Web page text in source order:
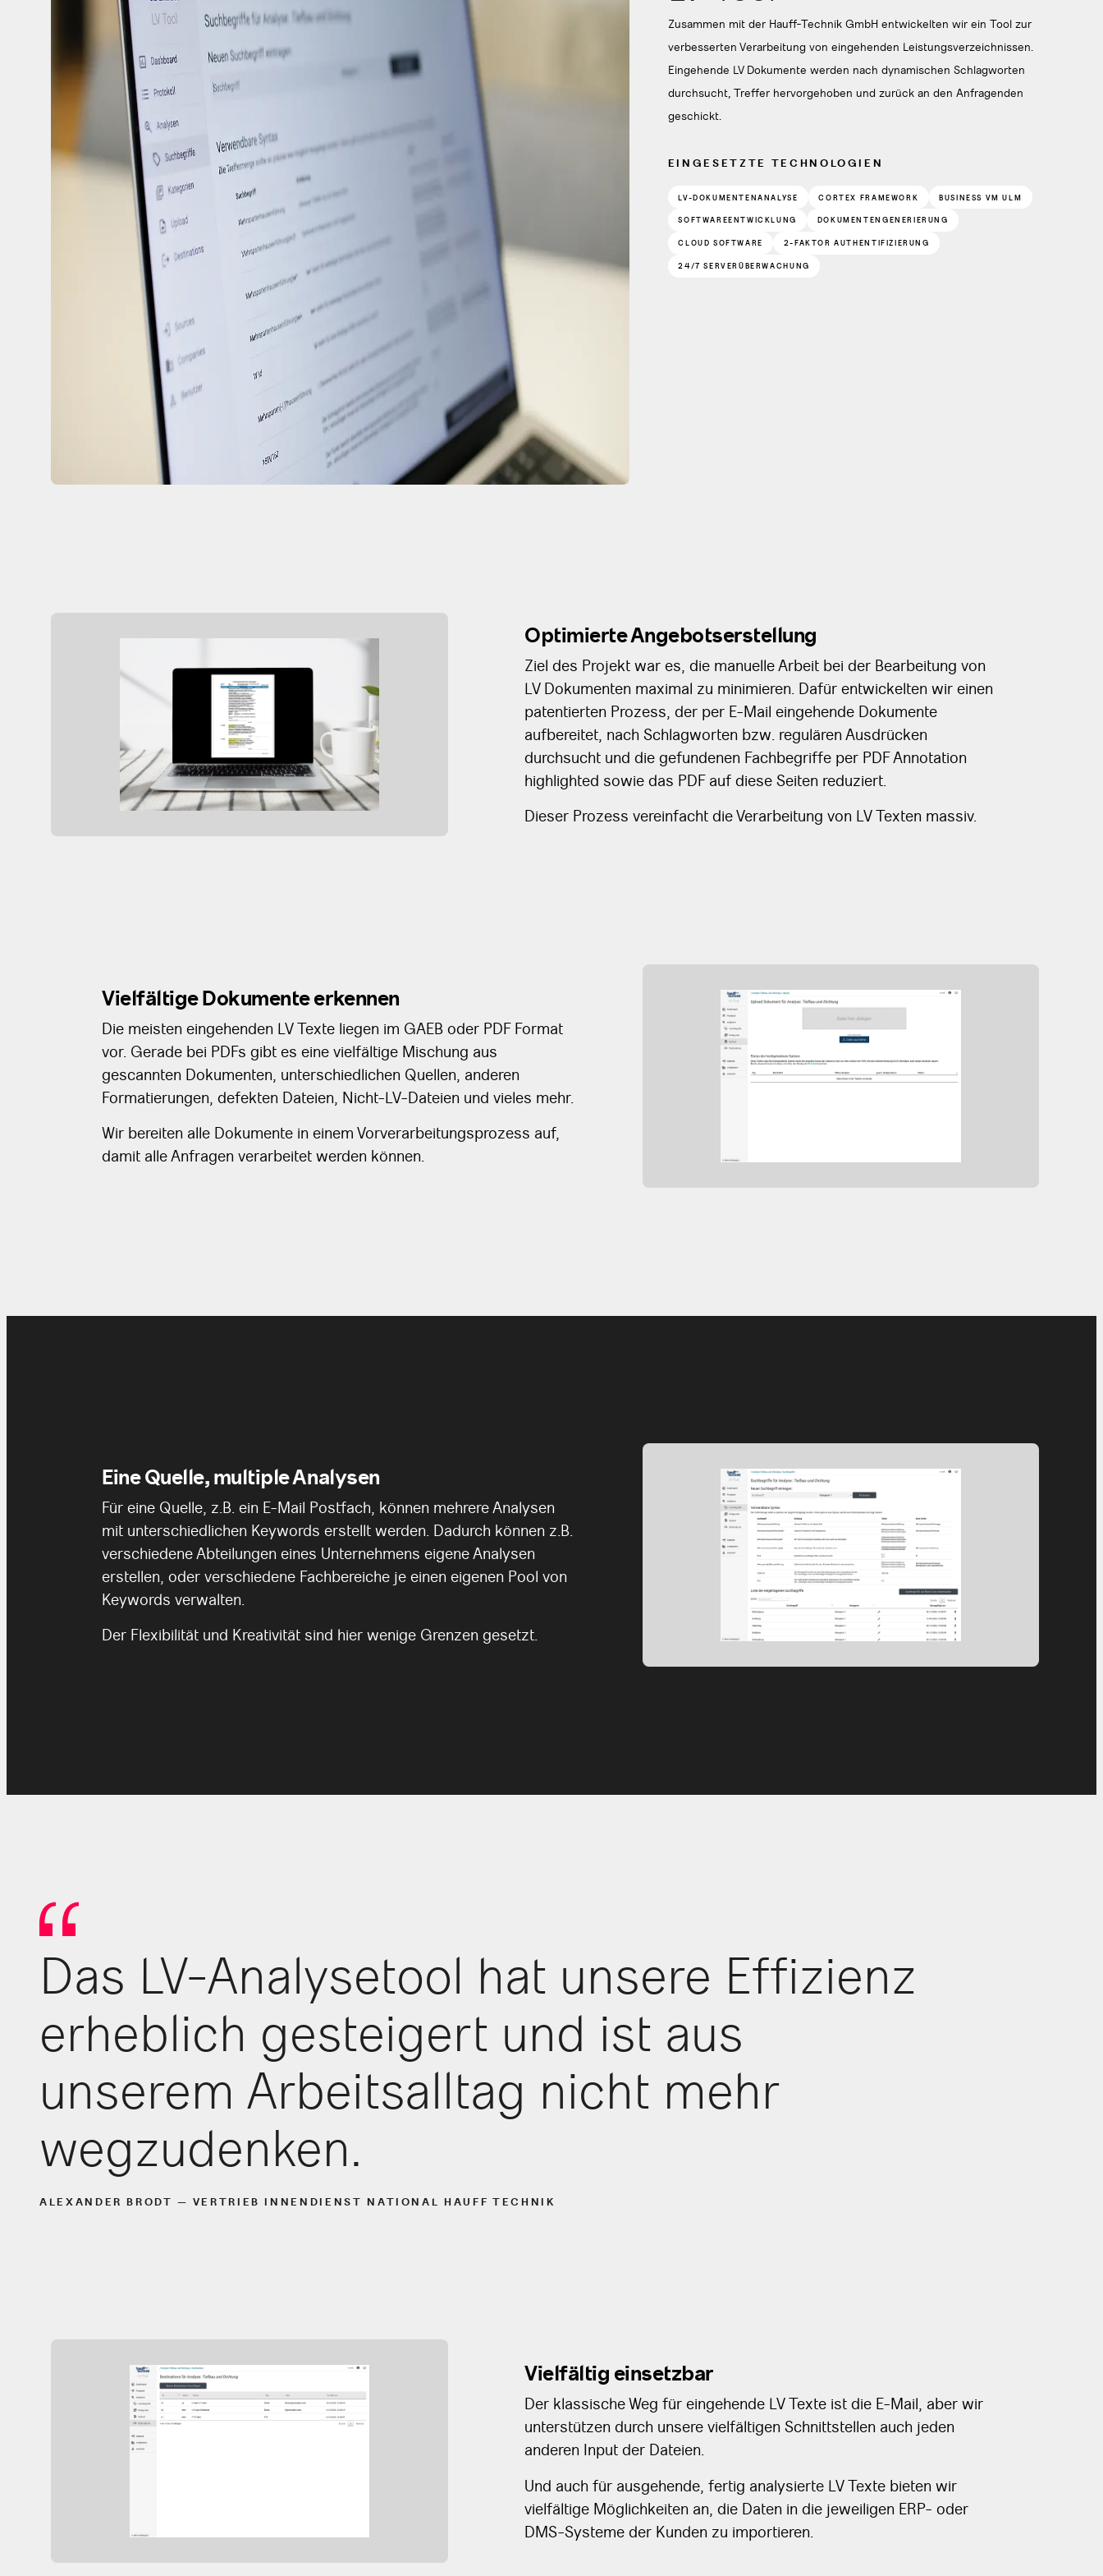
Zusammen mit der Hauff-Technik GmbH entwickelten wir ein Tool zur
verbesserten Verarbeitung von eingehenden Leistungsverzeichnissen.
Eingehende LV Dokumente werden nach dynamischen Schlagworten
durchsucht, Treffer hervorgehoben und zurück an den Anfragenden
geschickt.
EINGESETZTE TECHNOLOGIEN
LV-DOKUMENTENANALYSE CORTEX FRAMEWORK BUSINESS VM ULM
SOFTWAREENTWICKLUNG DOKUMENTENGENERIERUNG
CLOUD SOFTWARE 2-FAKTOR AUTHENTIFIZIERUNG
24/7 SERVERÜBERWACHUNG
Optimierte Angebotserstellung
Ziel des Projekt war es, die manuelle Arbeit bei der Bearbeitung von
LV Dokumenten maximal zu minimieren. Dafür entwickelten wir einen
patentierten Prozess, der per E-Mail eingehende Dokumente
aufbereitet, nach Schlagworten bzw. regulären Ausdrücken
durchsucht und die gefundenen Fachbegriffe per PDF Annotation
highlighted sowie das PDF auf diese Seiten reduziert.
Dieser Prozess vereinfacht die Verarbeitung von LV Texten massiv.
Vielfältige Dokumente erkennen
Die meisten eingehenden LV Texte liegen im GAEB oder PDF Format
vor. Gerade bei PDFs gibt es eine vielfältige Mischung aus
gescannten Dokumenten, unterschiedlichen Quellen, anderen
Formatierungen, defekten Dateien, Nicht-LV-Dateien und vieles mehr.
Wir bereiten alle Dokumente in einem Vorverarbeitungsprozess auf,
damit alle Anfragen verarbeitet werden können.
Eine Quelle, multiple Analysen
Für eine Quelle, z.B. ein E-Mail Postfach, können mehrere Analysen
mit unterschiedlichen Keywords erstellt werden. Dadurch können z.B.
verschiedene Abteilungen eines Unternehmens eigene Analysen
erstellen, oder verschiedene Fachbereiche je einen eigenen Pool von
Keywords verwalten.
Der Flexibilität und Kreativität sind hier wenige Grenzen gesetzt.
Das LV-Analysetool hat unsere Effizienz
erheblich gesteigert und ist aus
unserem Arbeitsalltag nicht mehr
wegzudenken.
ALEXANDER BRODT — VERTRIEB INNENDIENST NATIONAL HAUFF TECHNIK
Vielfältig einsetzbar
Der klassische Weg für eingehende LV Texte ist die E-Mail, aber wir
unterstützen durch unsere vielfältigen Schnittstellen auch jeden
anderen Input der Dateien.
Und auch für ausgehende, fertig analysierte LV Texte bieten wir
vielfältige Möglichkeiten an, die Daten in die jeweiligen ERP- oder
DMS-Systeme der Kunden zu importieren.